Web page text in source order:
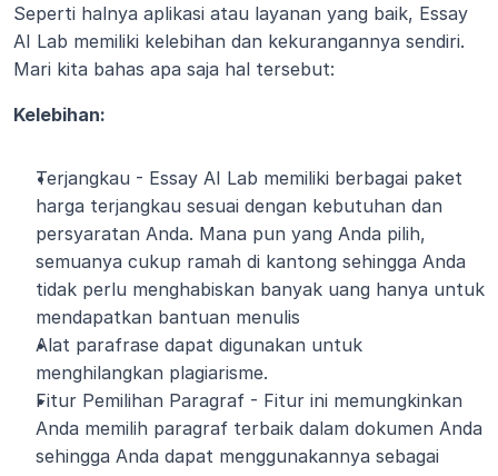
Seperti halnya aplikasi atau layanan yang baik, Essay
AI Lab memiliki kelebihan dan kekurangannya sendiri.
Mari kita bahas apa saja hal tersebut:
Kelebihan:
Terjangkau - Essay AI Lab memiliki berbagai paket
harga terjangkau sesuai dengan kebutuhan dan
persyaratan Anda. Mana pun yang Anda pilih,
semuanya cukup ramah di kantong sehingga Anda
tidak perlu menghabiskan banyak uang hanya untuk
mendapatkan bantuan menulis
Alat parafrase dapat digunakan untuk
menghilangkan plagiarisme.
Fitur Pemilihan Paragraf - Fitur ini memungkinkan
Anda memilih paragraf terbaik dalam dokumen Anda
sehingga Anda dapat menggunakannya sebagai